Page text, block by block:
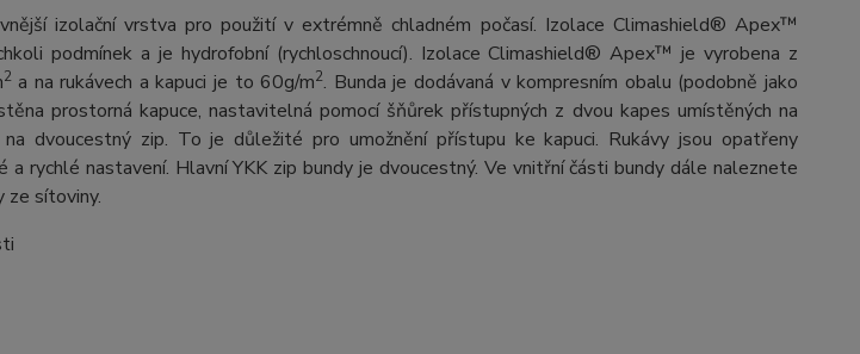
izolační vrstva pro použití v extrémně chladném počasí. Izolace Climashield® Apex™
podmínek a je hydrofobní (rychloschnoucí). Izolace Climashield® Apex™ je vyrobena z
2 a na rukávech a kapuci je to 60g/m2. Bunda je dodávaná v kompresním obalu (podobně jako
prostorná kapuce, nastavitelná pomocí šňůrek přístupných z dvou kapes umístěných na
na dvoucestný zip. To je důležité pro umožnění přístupu ke kapuci. Rukávy jsou opatřeny
a rychlé nastavení. Hlavní YKK zip bundy je dvoucestný. Ve vnitřní části bundy dále naleznete
ze sítoviny.